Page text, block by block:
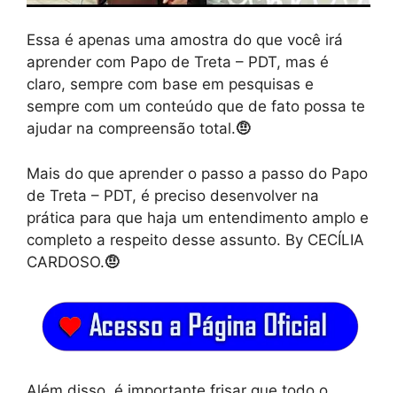
Essa é apenas uma amostra do que você irá
aprender com Papo de Treta – PDT, mas é
claro, sempre com base em pesquisas e
sempre com um conteúdo que de fato possa te
ajudar na compreensão total.🤨
Mais do que aprender o passo a passo do Papo
de Treta – PDT, é preciso desenvolver na
prática para que haja um entendimento amplo e
completo a respeito desse assunto. By CECÍLIA
CARDOSO.🤨